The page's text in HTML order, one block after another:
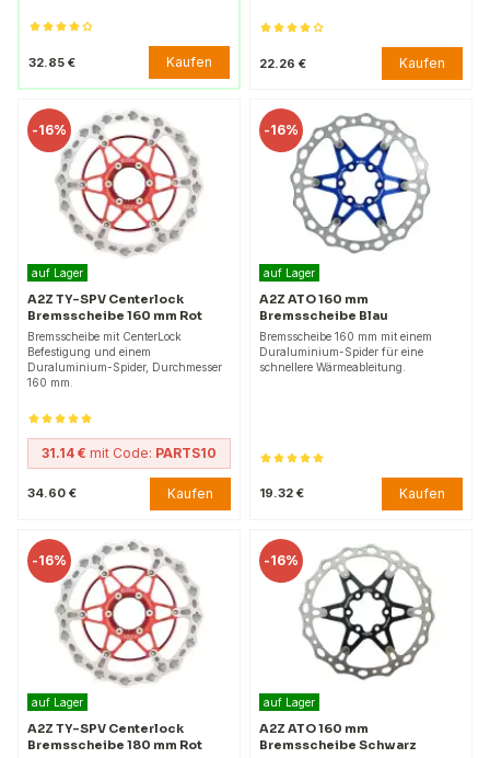
32.85 € Kaufen 22.26 € Kaufen
-16%
auf Lager
A2Z TY-SPV Centerlock
Bremsscheibe 160 mm Rot
Bremsscheibe mit CenterLock
Befestigung und einem
Duraluminium-Spider, Durchmesser
160 mm.
31.14 € mit Code: PARTS10
34.60 € Kaufen
-16%
auf Lager
A2Z ATO 160 mm
Bremsscheibe Blau
Bremsscheibe 160 mm mit einem
Duraluminium-Spider für eine
schnellere Wärmeableitung.
19.32 € Kaufen
-16%
auf Lager
A2Z TY-SPV Centerlock
Bremsscheibe 180 mm Rot
-16%
auf Lager
A2Z ATO 160 mm
Bremsscheibe Schwarz